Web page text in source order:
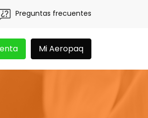
3 meses! Tu app Aeropaq se
Preguntas frecuentes
Mi Aeropaq